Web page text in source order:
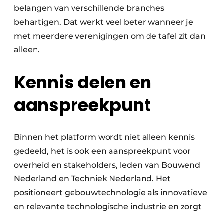
belangen van verschillende branches
behartigen. Dat werkt veel beter wanneer je
met meerdere verenigingen om de tafel zit dan
alleen.
Kennis delen en
aanspreekpunt
Binnen het platform wordt niet alleen kennis
gedeeld, het is ook een aanspreekpunt voor
overheid en stakeholders, leden van Bouwend
Nederland en Techniek Nederland. Het
positioneert gebouwtechnologie als innovatieve
en relevante technologische industrie en zorgt